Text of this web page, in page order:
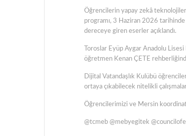
Öğrencilerin yapay zekâ
programı, 3 Haziran 2026
dereceye giren eserler açıklandı.
Toroslar Eyüp Aygar Anadolu
öğretmen Kenan ÇETE
Dijital Vatandaşlık Kulübü
ortaya çıkabilecek nitelikli
Öğrencilerimizi ve Mersin
@tcmeb @mebyegitek